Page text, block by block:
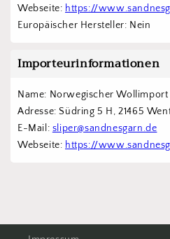
Webseite: https://
Europäischer Hersteller: Nein
Importeurinformationen
Name: Norwegischer
Adresse: Südring 5 H, 21465
E-Mail: sliper@sandnesgarn.de
Webseite: https://